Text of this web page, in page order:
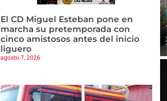
El CD Miguel Esteban pone en
marcha su pretemporada con
cinco amistosos antes del inicio
liguero
agosto 7, 2026